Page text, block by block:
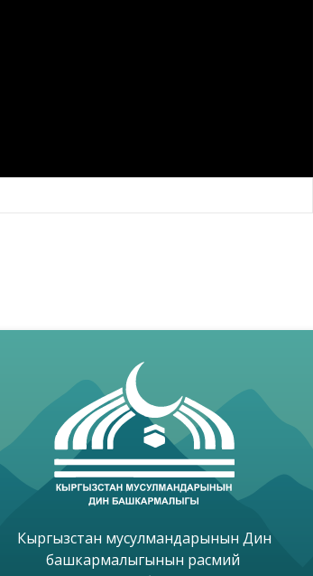
Кыргызстан мусулмандарынын Дин
башкармалыгынын расмий